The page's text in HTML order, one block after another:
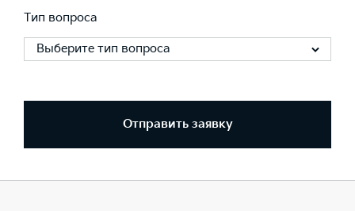
Тип вопроса
Выберите тип вопроса
Отправить заявку